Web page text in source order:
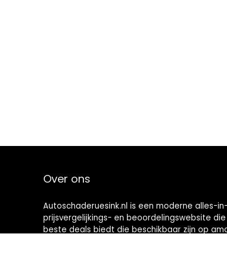
Over ons
Autoschaderuesink.nl is een moderne alles-
prijsvergelijkings- en beoordelingswebsite
beste deals biedt die beschikbaar zijn op